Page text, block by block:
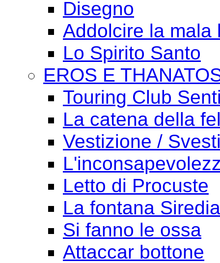
Disegno
Addolcire la mala
Lo Spirito Santo
EROS E
Touring Club
La catena della
Vestizione /
Letto di Procuste
La fontana Siredia
Si fanno le ossa
Attaccar bottone